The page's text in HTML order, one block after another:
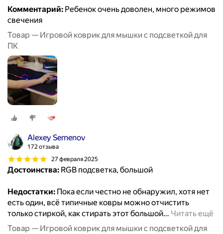
Комментарий: Ребенок очень доволен, много режимов
свечения
Товар — Игровой коврик для мышки с подсветкой для
ПК
Alexey Semenov
172 отзыва
27 февраля 2025
Достоинства: RGB подсветка, большой
Недостатки: Пока если честно не обнаружил, хотя нет
есть один, всё типичные ковры можно отчистить
только стиркой, как стирать этот большой… Читать ещё
Товар — Игровой коврик для мышки с подсветкой для